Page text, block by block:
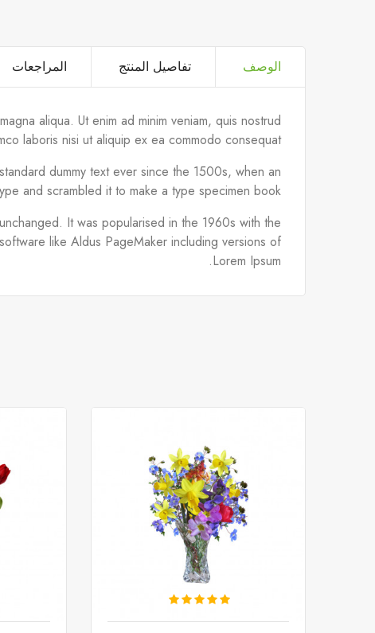
الوصف تفاصيل المنتج المراجعات
aliqua. Ut enim ad minim veniam, quis nostrud
laboris nisi ut aliquip ex ea commodo consequat.
dummy text ever since the 1500s, when an
and scrambled it to make a type specimen book.
It was popularised in the 1960s with the
like Aldus PageMaker including versions of
Lorem Ipsum.